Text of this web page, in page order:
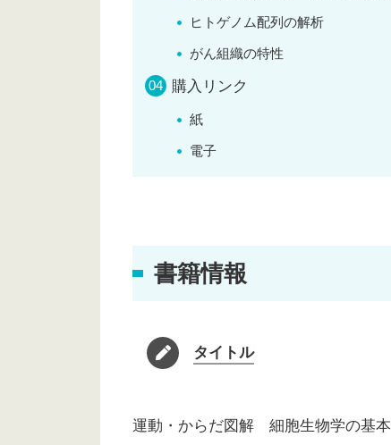
ヒトゲノム配列の解析
がん組織の特性
購入リンク
紙
電子
書籍情報
タイトル
運動・からだ図解 細胞生物学の基本